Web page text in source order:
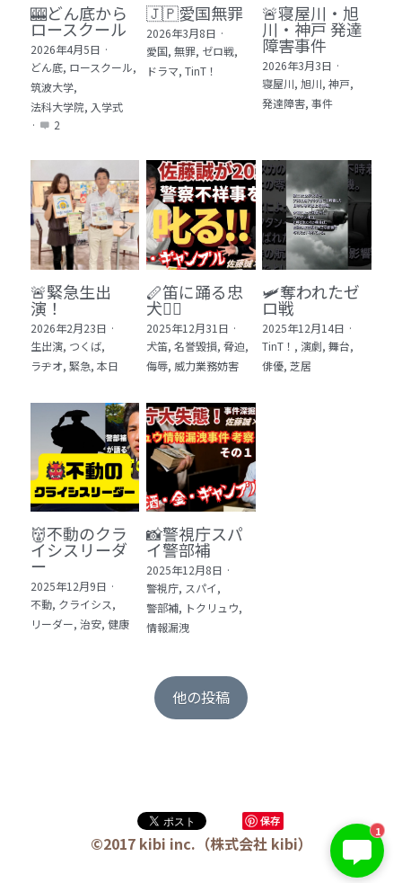
🎰どん底から
ロースクール
2026年4月5日 ·
どん底, ロースクール,
筑波大学,
法科大学院, 入学式
·
2
🇯🇵愛国無罪
2026年3月8日 ·
愛国, 無罪, ゼロ戦,
ドラマ, TinT！
🚨寝屋川・旭
川・神戸 発達
障害事件
2026年3月3日 ·
寝屋川, 旭川, 神戸,
発達障害, 事件
🚨緊急生出
演！
2026年2月23日 ·
生出演, つくば,
ラヂオ, 緊急, 本日
🪈笛に踊る忠
犬🐕‍🦺
2025年12月31日 ·
犬笛, 名誉毀損, 脅迫,
侮辱, 威力業務妨害
🛩️奪われたゼ
ロ戦
2025年12月14日 ·
TinT！, 演劇, 舞台,
俳優, 芝居
👹不動のクラ
イシスリーダ
ー
2025年12月9日 ·
不動, クライシス,
リーダー, 治安, 健康
📸警視庁スパ
イ警部補
2025年12月8日 ·
警視庁, スパイ,
警部補, トクリュウ,
情報漏洩
他の投稿
保存
©2017 kibi inc.（株式会社 kibi）
1